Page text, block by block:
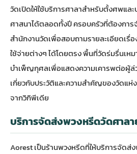
วัดเปิดให้ใช้บริการศาลาสำหรับตั้งศพแล
ศาสนาได้ตลอดทั้งปี ครอบครัวที่ต้องกา
สำนักงานวัดเพื่อสอบถามรายละเอียดเรื่อ
ใช้จ่ายต่างๆ ได้โดยตรง พื้นที่วัดร่มรื่นเห
บำเพ็ญกุศลเพื่อแสดงความเคารพต่อผู้ล่
เกี่ยวกับประวัติและความสำคัญของวัด
จากวิกิพีเดีย
บริการจัดส่งพวงหรีดวัดศาลา
Aorest เป็นร้านพวงหรีดที่ให้บริการจั